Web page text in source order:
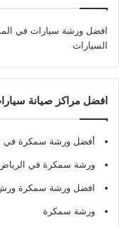
افضل ورشة سيارات في
السيارات
افضل مراكز صيانة
أفضل ورشة سمكرة في
ورشة سمكرة في
افضل ورشة سمكرة ورش
ورشة سمكرة